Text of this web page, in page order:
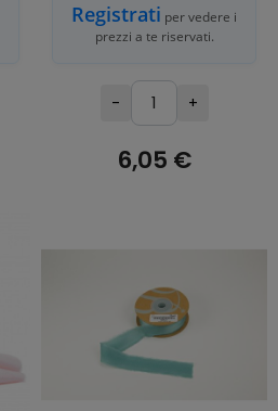
Registrati per vedere i
prezzi a te riservati.
- +
6,05 €